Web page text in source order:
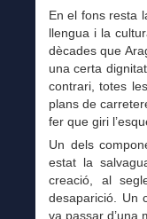
En el fons resta
llengua i la
dècades que
una certa
contrari, totes
plans de
fer que giri
Un dels
estat la
creació, al
desaparició. Un
va passar d’una